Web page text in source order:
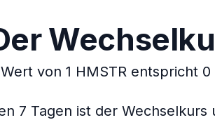
von 1 HMSTR entspricht 0
7 Tagen ist der Wechselkurs